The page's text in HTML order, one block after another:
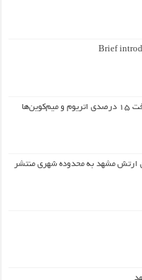
Brief
ارتش مشهد به محدوده شهری منتشر